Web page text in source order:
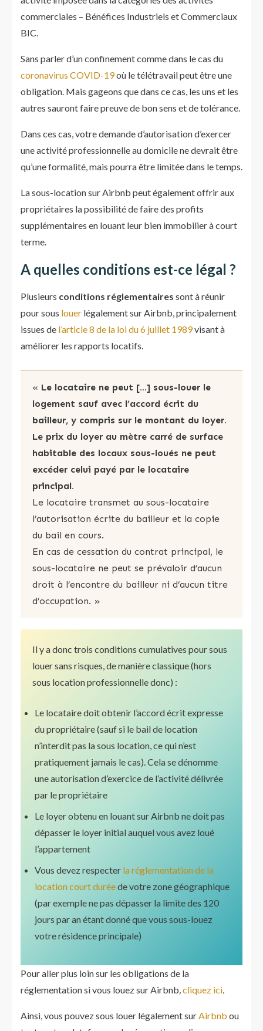
commerciales – Bénéfices Industriels et Commerciaux
BIC.
Sans parler d’un confinement comme dans le cas du
coronavirus COVID-19où le télétravail peut être une
obligation. Mais gageons que dans ce cas, les uns et les
autres sauront faire preuve de bon sens et de tolérance.
Dans ces cas, votre demande d’autorisation d’exercer
une activité professionnelle au domicile ne devrait être
qu’une formalité, mais pourra être limitée dans le temps.
La sous-location sur Airbnb peut également offrir aux
propriétaires la possibilité de faire des profits
supplémentaires en louant leur bien immobilier à court
terme.
A quelles conditions est-ce légal ?
Plusieurs conditions réglementaires sont à réunir
pour sous louer légalement sur Airbnb, principalement
issues de l’article 8 de la loi du 6 juillet 1989visant à
améliorer les rapports locatifs.
« Le locataire ne peut […] sous-louer le
logement sauf avec l’accord écrit du
bailleur, y compris sur le montant du loyer.
Le prix du loyer au mètre carré de surface
habitable des locaux sous-loués ne peut
excéder celui payé par le locataire
principal.
Le locataire transmet au sous-locataire
l’autorisation écrite du bailleur et la copie
du bail en cours.
En cas de cessation du contrat principal, le
sous-locataire ne peut se prévaloir d’aucun
droit à l’encontre du bailleur ni d’aucun titre
d’occupation. »
Il y a donc trois conditions cumulatives pour sous
louer sans risques, de manière classique (hors
sous location professionnelle donc) :
Le locataire doit obtenir l’accord écrit expresse
du propriétaire (sauf si le bail de location
n’interdit pas la sous location, ce qui n’est
pratiquement jamais le cas). Cela se dénomme
une autorisation d’exercice de l’activité délivrée
par le propriétaire
Le loyer obtenu en louant sur Airbnb ne doit pas
dépasser le loyer initial auquel vous avez loué
l’appartement
Vous devez respecter la réglementation de la
location court duréede votre zone géographique
(par exemple ne pas dépasser la limite des 120
jours par an étant donné que vous sous-louez
votre résidence principale)
Pour aller plus loin sur les obligations de la
réglementation si vous louez sur Airbnb,cliquez ici.
Ainsi, vous pouvez sous louer légalement surAirbnb ou